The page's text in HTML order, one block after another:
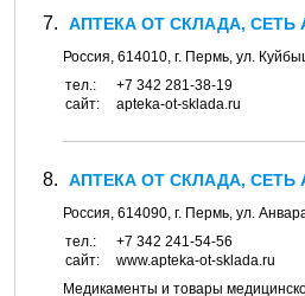
АПТЕКА ОТ СКЛАДА, СЕТЬ
Россия, 614010, г. Пермь, ул.
тел.:
+7 342 281-38-19
сайт:
apteka-ot-sklada.ru
АПТЕКА ОТ СКЛАДА, СЕТЬ
Россия, 614090, г. Пермь, ул.
тел.:
+7 342 241-54-56
сайт:
www.apteka-ot-sklada.ru
Медикаменты и товары